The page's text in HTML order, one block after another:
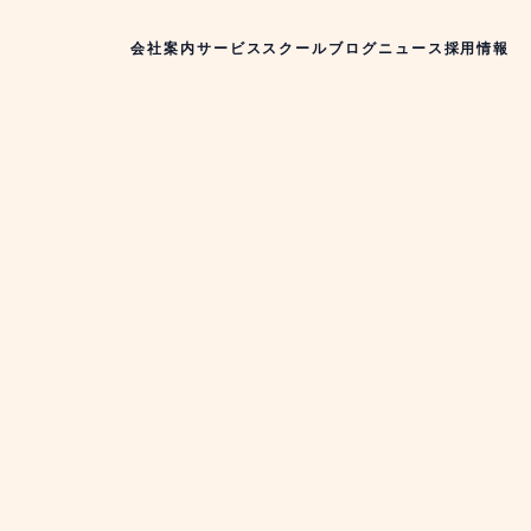
会社案内サービス スクールブログニュース採用情報